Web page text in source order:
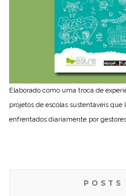
Elaborado como uma troca de
projetos de escolas sustentáveis que
enfrentados diariamente por
POSTS